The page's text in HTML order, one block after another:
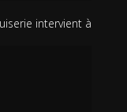
intervient à